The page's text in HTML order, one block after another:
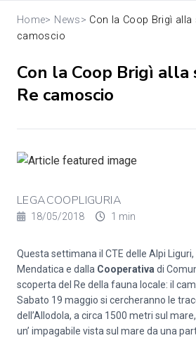
Home> News> Con la Coop Brigì alla
camoscio
Con la Coop Brigì
Re camoscio
LEGACOOPLIGURIA
18/05/2018 1 min
Questa settimana il CTE delle Alpi
Mendatica e dalla Cooperativa di
scoperta del Re della fauna locale: il
Sabato 19 maggio si cercheranno le
dell’Allodola, a circa 1500 metri sul
un’ impagabile vista sul mare da una